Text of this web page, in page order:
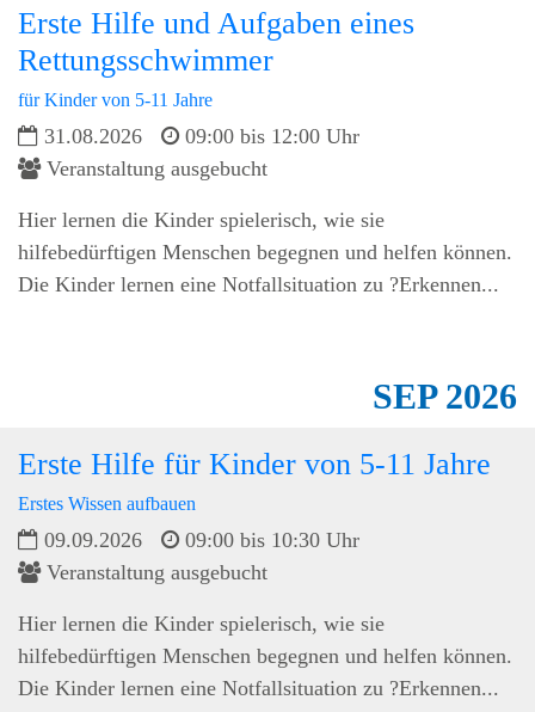
Erste Hilfe und Aufgaben eines
Rettungsschwimmer
für Kinder von 5-11 Jahre
31.08.2026
09:00 bis 12:00 Uhr
Veranstaltung ausgebucht
Hier lernen die Kinder spielerisch, wie sie
hilfebedürftigen Menschen begegnen und helfen können.
Die Kinder lernen eine Notfallsituation zu ?Erkennen...
SEP2026
Erste Hilfe für Kinder von 5-11 Jahre
Erstes Wissen aufbauen
09.09.2026
09:00 bis 10:30 Uhr
Veranstaltung ausgebucht
Hier lernen die Kinder spielerisch, wie sie
hilfebedürftigen Menschen begegnen und helfen können.
Die Kinder lernen eine Notfallsituation zu ?Erkennen...